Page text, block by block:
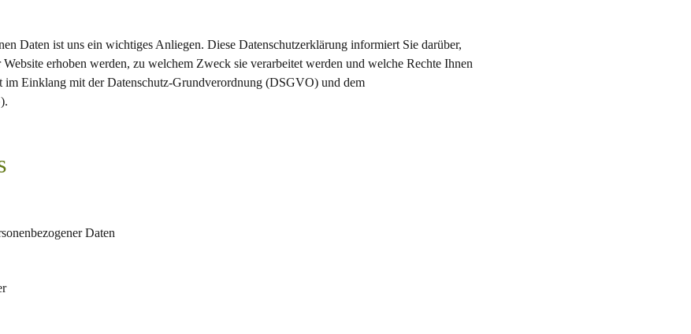
Daten ist uns ein wichtiges Anliegen. Diese Datenschutzerklärung informiert Sie darüber,
erhoben werden, zu welchem Zweck sie verarbeitet werden und welche Rechte Ihnen
im Einklang mit der Datenschutz-Grundverordnung (DSGVO) und dem
Daten